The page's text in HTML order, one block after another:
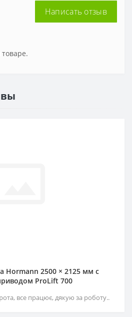
Написать отзыв
Hormann 2500 × 2125 мм c
ProLift 700
все працює, дякую за роботу..